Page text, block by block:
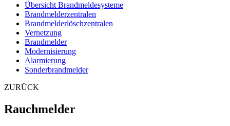
Übersicht Brandmeldesysteme
Brandmelderzentralen
Brandmelderlöschzentralen
Vernetzung
Brandmelder
Modernisierung
Alarmierung
Sonderbrandmelder
ZURÜCK
Rauchmelder